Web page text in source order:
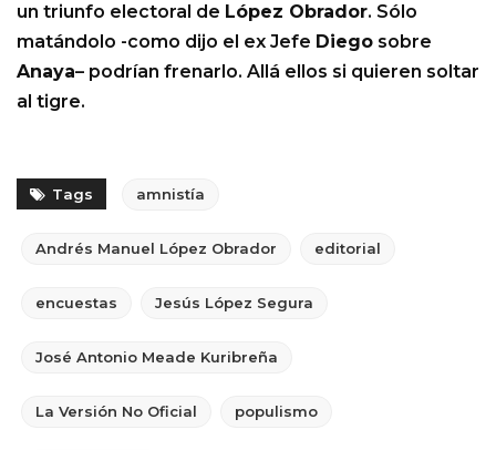
un triunfo electoral de López Obrador. Sólo
matándolo -como dijo el ex Jefe Diego sobre
Anaya– podrían frenarlo. Allá ellos si quieren soltar
al tigre.
Tags amnistía
Andrés Manuel López Obrador editorial
encuestas Jesús López Segura
José Antonio Meade Kuribreña
La Versión No Oficial populismo